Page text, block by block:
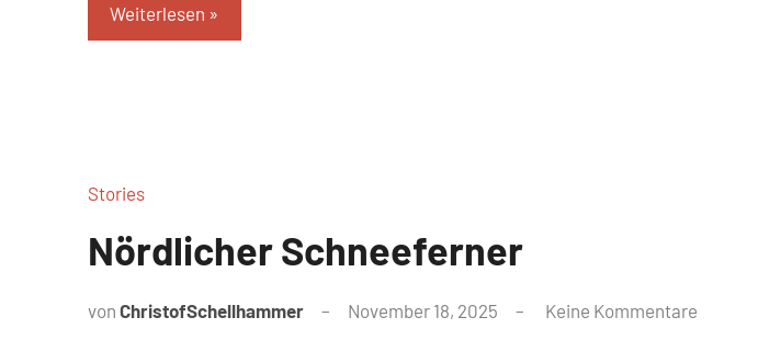
Weiterlesen
Stories
Nördlicher Schneeferner
von ChristofSchellhammer November 18, 2025 Keine Kommentare